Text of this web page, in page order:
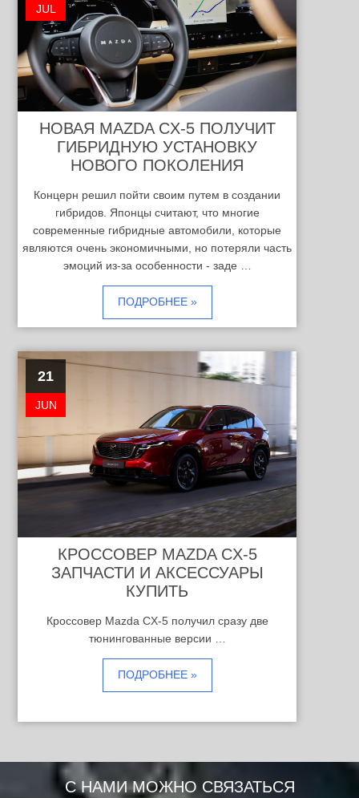
JUL
НОВАЯ MAZDA CX-5 ПОЛУЧИТ
ГИБРИДНУЮ УСТАНОВКУ
НОВОГО ПОКОЛЕНИЯ
Концерн решил пойти своим путем в создании
гибридов. Японцы считают, что многие
современные гибридные автомобили, которые
являются очень экономичными, но потеряли часть
эмоций из-за особенности - заде …
ПОДРОБНЕЕ »
21
JUN
КРОССОВЕР MAZDA CX-5
ЗАПЧАСТИ И АКСЕССУАРЫ
КУПИТЬ
Кроссовер Mazda CX-5 получил сразу две
тюнингованные версии …
ПОДРОБНЕЕ »
С НАМИ МОЖНО СВЯЗАТЬСЯ